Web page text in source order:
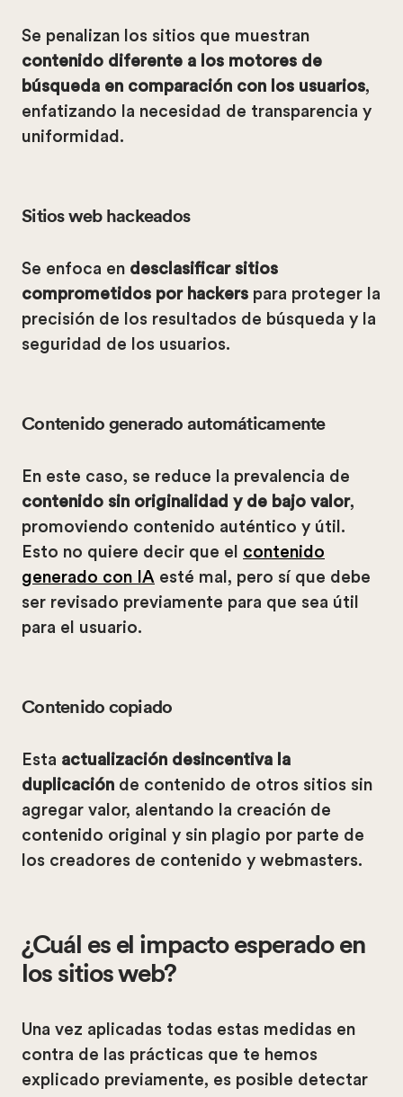
Se penalizan los sitios que muestran
contenido diferente a los motores de
búsqueda en comparación con los usuarios,
enfatizando la necesidad de transparencia y
uniformidad.
Sitios web hackeados
Se enfoca en desclasificar sitios
comprometidos por hackers para proteger la
precisión de los resultados de búsqueda y la
seguridad de los usuarios.
Contenido generado automáticamente
En este caso, se reduce la prevalencia de
contenido sin originalidad y de bajo valor,
promoviendo contenido auténtico y útil.
Esto no quiere decir que el contenido
generado con IA esté mal, pero sí que debe
ser revisado previamente para que sea útil
para el usuario.
Contenido copiado
Esta actualización desincentiva la
duplicación de contenido de otros sitios sin
agregar valor, alentando la creación de
contenido original y sin plagio por parte de
los creadores de contenido y webmasters.
¿Cuál es el impacto esperado en
los sitios web?
Una vez aplicadas todas estas medidas en
contra de las prácticas que te hemos
explicado previamente, es posible detectar